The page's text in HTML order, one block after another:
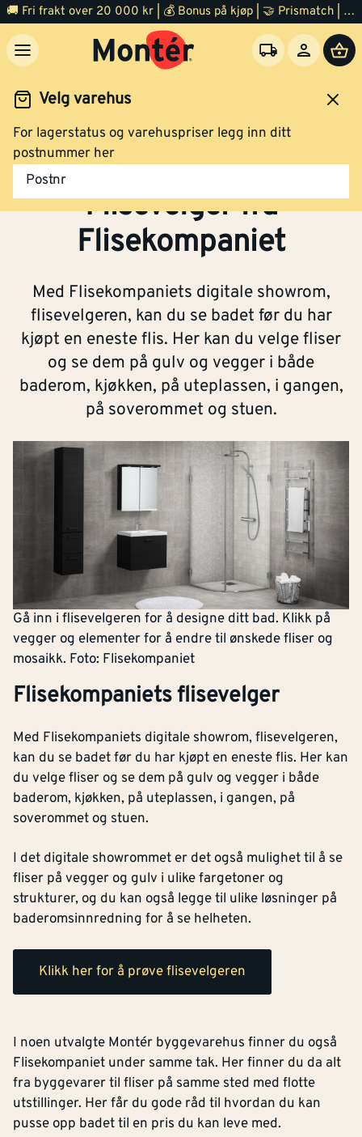
🚚 Fri frakt over 20 000 kr | 💰 Bonus på kjøp | 🤝 Prismatch | ⭐ 100% fornøyd garanti | 🏪 140 byggevarehus
Velg varehus
For lagerstatus og varehuspriser legg inn ditt
postnummer her
Postnr
Baderom
Flisevelger fra
Flisekompaniet
Med Flisekompaniets digitale showrom,
flisevelgeren, kan du se badet før du har
kjøpt en eneste flis. Her kan du velge fliser
og se dem på gulv og vegger i både
baderom, kjøkken, på uteplassen, i gangen,
på soverommet og stuen.
Gå inn i flisevelgeren for å designe ditt bad. Klikk på
vegger og elementer for å endre til ønskede fliser og
mosaikk. Foto: Flisekompaniet
Flisekompaniets flisevelger
Med Flisekompaniets digitale showrom, flisevelgeren,
kan du se badet før du har kjøpt en eneste flis. Her kan
du velge fliser og se dem på gulv og vegger i både
baderom, kjøkken, på uteplassen, i gangen, på
soverommet og stuen.
I det digitale showrommet er det også mulighet til å se
fliser på vegger og gulv i ulike fargetoner og
strukturer, og du kan også legge til ulike løsninger på
baderomsinnredning for å se helheten.
Klikk her for å prøve flisevelgeren
I noen utvalgte Montér byggevarehus finner du også
Flisekompaniet under samme tak. Her finner du da alt
fra byggevarer til fliser på samme sted med flotte
utstillinger. Her får du gode råd til hvordan du kan
pusse opp badet til en pris du kan leve med.